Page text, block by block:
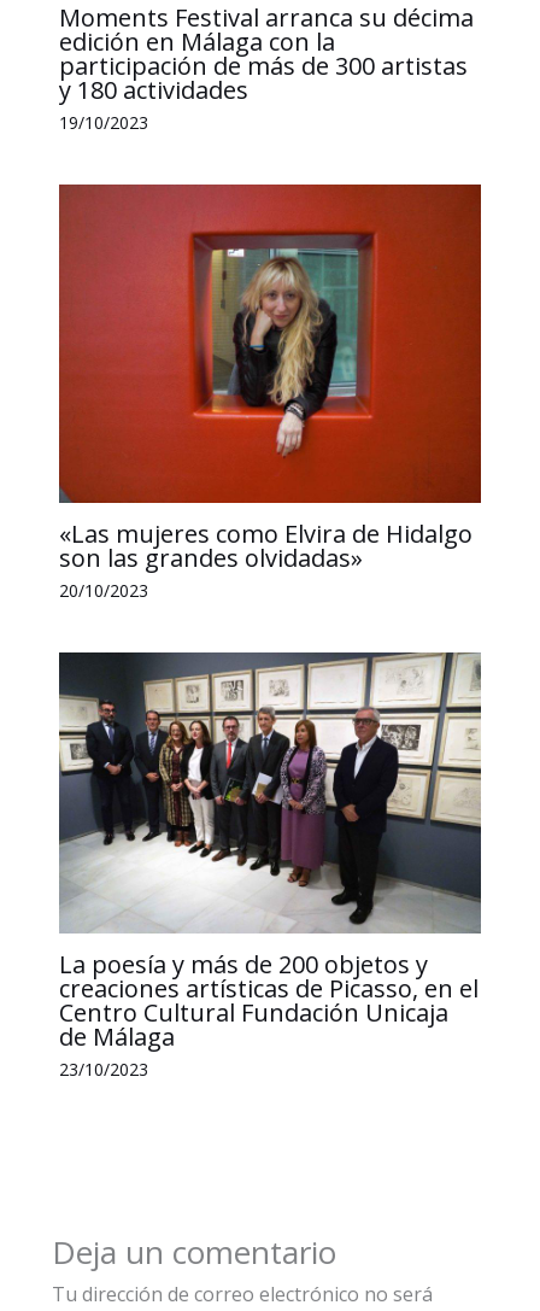
Moments Festival arranca su décima
edición en Málaga con la
participación de más de 300 artistas
y 180 actividades
19/10/2023
«Las mujeres como Elvira de Hidalgo
son las grandes olvidadas»
20/10/2023
La poesía y más de 200 objetos y
creaciones artísticas de Picasso, en el
Centro Cultural Fundación Unicaja
de Málaga
23/10/2023
Deja un comentario
Tu dirección de correo electrónico no será